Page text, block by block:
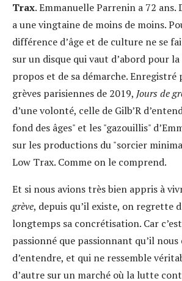
Trax. Emmanuelle Parrenin a 72
a une vingtaine de moins de moins.
différence d’âge et de culture ne se
sur un disque qui vaut d’abord pour
propos et de sa démarche. Enregistré
grèves parisiennes de 2019, Jours de
d’une volonté, celle de Gilb’R
fond des âges" et les "gazouillis"
sur les productions du "sorcier
Low Trax. Comme on le comprend.
Et si nous avions très bien appris à
grève, depuis qu’il existe, on regrette
longtemps sa concrétisation. Car
passionné que passionnant qu’il
d’entendre, et qui ne ressemble
d’autre sur un marché où la lutte